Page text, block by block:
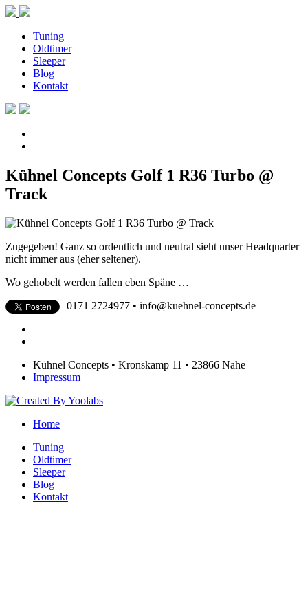
Tuning
Oldtimer
Sleeper
Blog
Kontakt
Kühnel Concepts Golf 1 R36 Turbo @
Track
Zugegeben! Ganz so ordentlich und neutral sieht unser Headquarter
nicht immer aus (eher seltener).
Wo gehobelt werden fallen eben Späne …
0171 2724977 • info@kuehnel-concepts.de
Kühnel Concepts • Kronskamp 11 • 23866 Nahe
Impressum
Home
Tuning
Oldtimer
Sleeper
Blog
Kontakt